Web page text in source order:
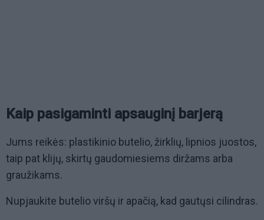
Kaip pasigaminti apsauginį barjerą
Jums reikės: plastikinio butelio, žirklių, lipnios juostos,
taip pat klijų, skirtų gaudomiesiems diržams arba
graužikams.
Nupjaukite butelio viršų ir apačią, kad gautųsi cilindras.